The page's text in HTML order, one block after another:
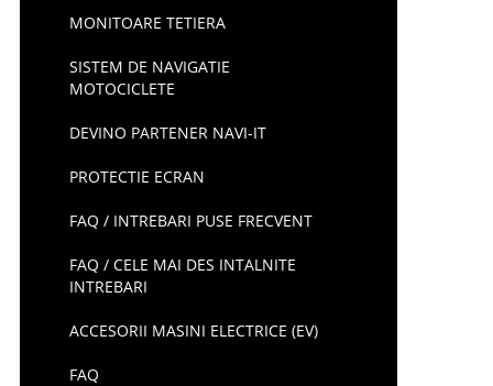
MONITOARE TETIERA
SISTEM DE NAVIGATIE
MOTOCICLETE
DEVINO PARTENER NAVI-IT
PROTECTIE ECRAN
FAQ / INTREBARI PUSE FRECVENT
FAQ / CELE MAI DES INTALNITE
INTREBARI
ACCESORII MASINI ELECTRICE (EV)
FAQ